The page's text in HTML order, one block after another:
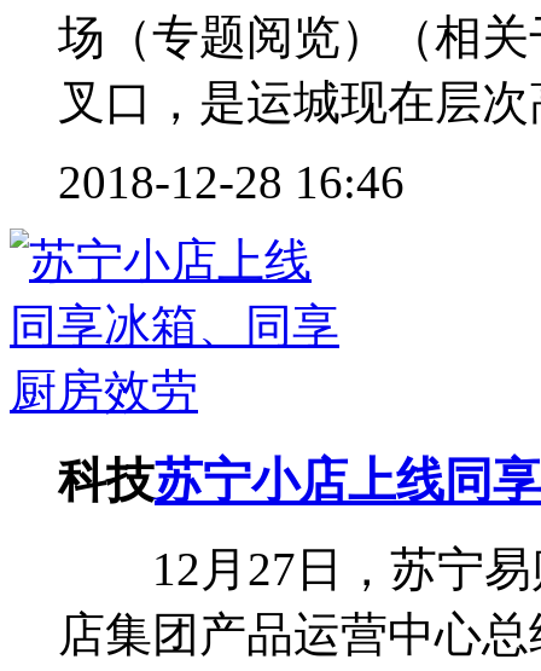
场（专题阅览）（相
叉口，是运城现在层
2018-12-28 16:46
科技苏宁小店上线同
12月27日，苏宁易
店集团产品运营中心